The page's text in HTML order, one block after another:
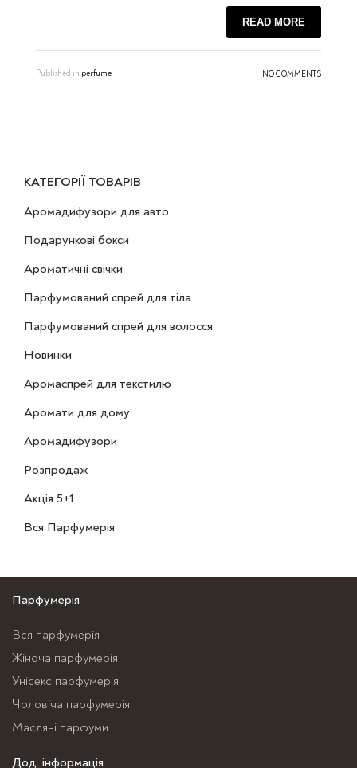
READ MORE
Published in perfume NO COMMENTS
КАТЕГОРІЇ ТОВАРІВ
Аромадифузори для авто
Подарункові бокси
Ароматичні свічки
Парфумований спрей для тіла
Парфумований спрей для волосся
Новинки
Аромаспрей для текстилю
Аромати для дому
Аромадифузори
Розпродаж
Акція 5+1
Вся Парфумерія
Парфумерія
Вся парфумерія
Жіноча парфумерія
Унісекс парфумерія
Чоловіча парфумерія
Масляні парфуми
Дод. інформація